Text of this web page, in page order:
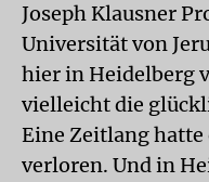
Joseph Klausner
Universität von
hier in Heidelberg
vielleicht die
Eine Zeitlang
verloren. Und in